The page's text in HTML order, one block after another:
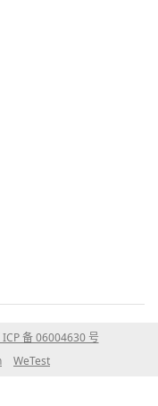
ICP 备 06004630 号
WeTest